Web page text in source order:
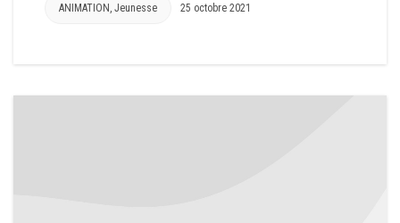
ANIMATION, Jeunesse 25 octobre 2021